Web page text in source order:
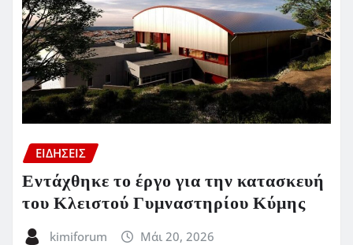
ΕΙΔΗΣΕΙΣ
Εντάχθηκε το έργο για την κατασκευή
του Κλειστού Γυμναστηρίου Κύμης
kimiforum Μάι 20, 2026